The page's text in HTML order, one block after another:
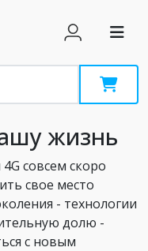
жизнь
совсем скоро
свое место
- технологии
долю -
с новым